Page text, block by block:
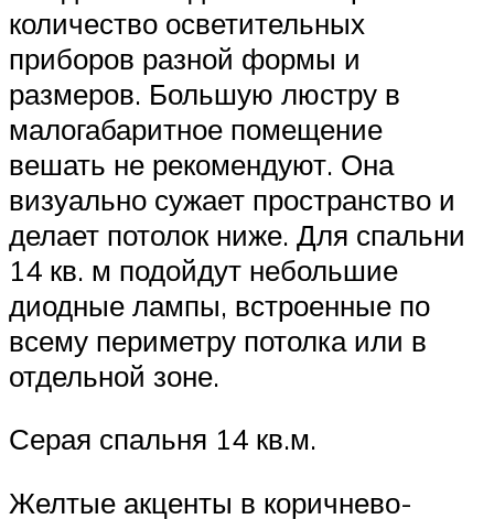
количество осветительных
приборов разной формы и
размеров. Большую люстру в
малогабаритное помещение
вешать не рекомендуют. Она
визуально сужает пространство и
делает потолок ниже. Для спальни
14 кв. м подойдут небольшие
диодные лампы, встроенные по
всему периметру потолка или в
отдельной зоне.
Серая спальня 14 кв.м.
Желтые акценты в коричнево-